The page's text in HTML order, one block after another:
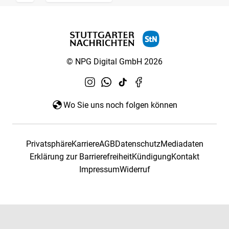
© NPG Digital GmbH 2026
Wo Sie uns noch folgen können
PrivatsphäreKarriereAGBDatenschutzMediadaten
Erklärung zur BarrierefreiheitKündigungKontakt
ImpressumWiderruf